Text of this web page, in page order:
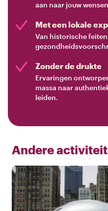
aan naar jouw
Met een lokale
Van historische
Zonder de drukte
Ervaringen
massa naar
leiden.
Andere